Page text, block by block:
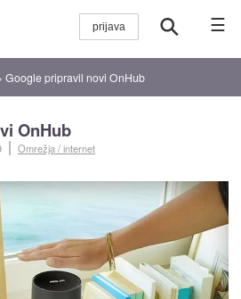
☰
Google pripravil novi OnHub
OnHub
Omrežja / internet